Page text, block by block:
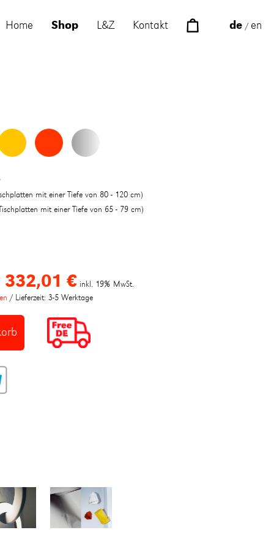
Home Shop L&Z Kontakt de / en
mit einer Tiefe von 80 - 120 cm)
mit einer Tiefe von 65 - 79 cm)
332,01 € inkl. 19% MwSt.
/ Lieferzeit: 3-5 Werktage